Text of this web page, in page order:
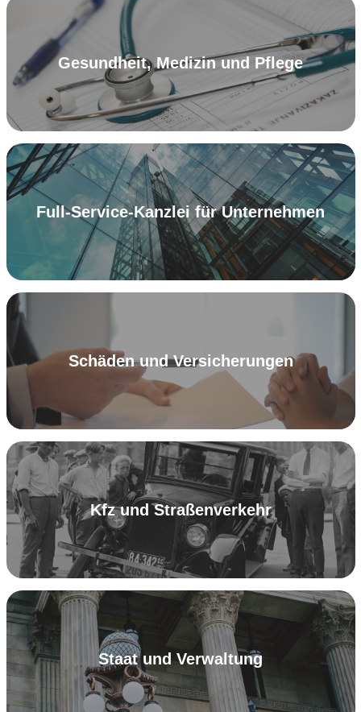
Gesundheit, Medizin und Pflege
Full-Service-Kanzlei für Unternehmen
Schäden und Versicherungen
Kfz und Straßenverkehr
Staat und Verwaltung